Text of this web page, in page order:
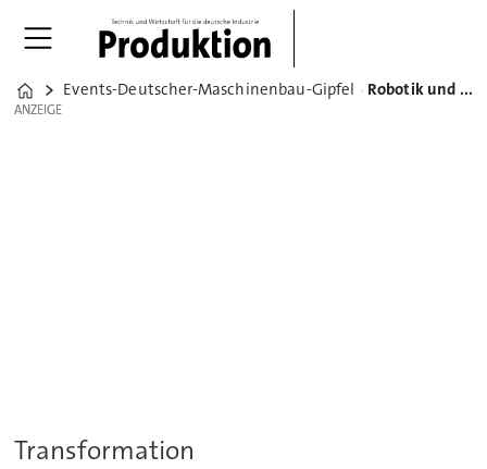
Home
Events-Deutscher-Maschinenbau-Gipfel Robotik und Automation: So entwickelt sich der deutsche Markt
ANZEIGE
ANZEIGE
Transformation